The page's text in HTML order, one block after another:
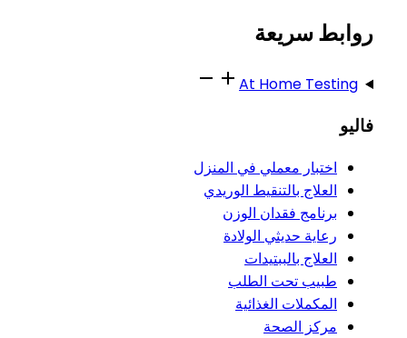
روابط سريعة
At Home Testing
فاليو
اختبار معملي في المنزل
العلاج بالتنقيط الوريدي
برنامج فقدان الوزن
رعاية حديثي الولادة
العلاج بالببتيدات
طبيب تحت الطلب
المكملات الغذائية
مركز الصحة